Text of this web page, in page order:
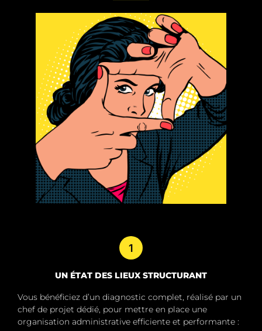
1
UN ÉTAT DES LIEUX STRUCTURANT
Vous bénéficiez d’un diagnostic complet, réalisé par un
chef de projet dédié, pour mettre en place une
organisation administrative efficiente et performante :